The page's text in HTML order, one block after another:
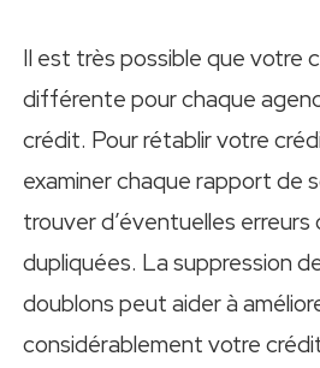
Il est très possible que votre
différente pour chaque
crédit. Pour rétablir votre
examiner chaque rapport de
trouver d’éventuelles erreurs
dupliquées. La suppression
doublons peut aider à
considérablement votre